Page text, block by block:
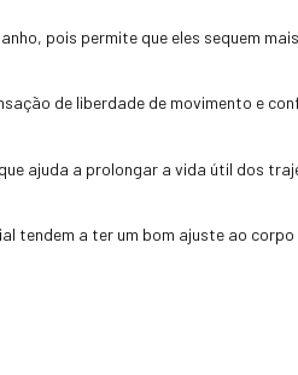
pois permite que eles sequem
de liberdade de movimento e
ajuda a prolongar a vida útil dos
tendem a ter um bom ajuste ao